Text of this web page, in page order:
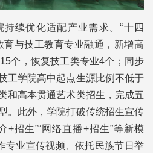
续优化适配产业需求。“十四
育与技工教育专业融通，新增高
个，恢复技工类专业4个；同步
工学院高中起点生源比例不低于
和高本贯通艺术类招生，完成五
。此外，学院打破传统招生宣传
+招生”“网络直播+招生”等新模
专业宣传视频、依托民族节日举